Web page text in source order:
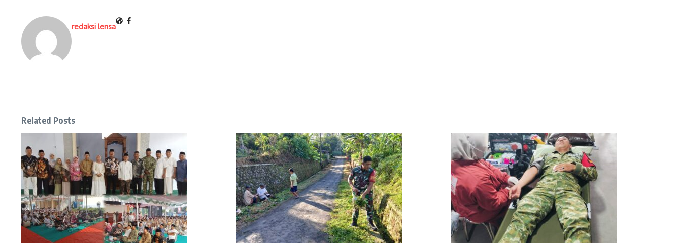
redaksi lensa
Related Posts